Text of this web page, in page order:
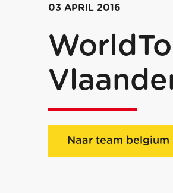
03 APRIL 2016
Naar team belgium